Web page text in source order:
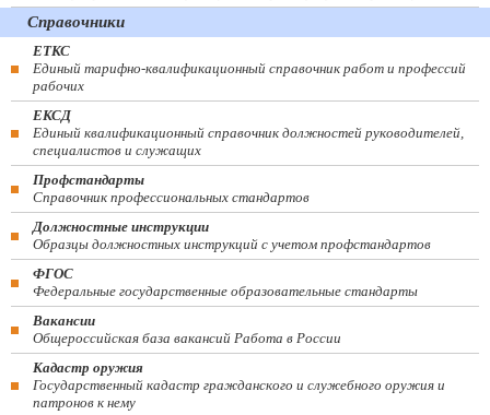
Справочники
ЕТКС
Единый тарифно-квалификационный справочник работ и профессий
рабочих
ЕКСД
Единый квалификационный справочник должностей руководителей,
специалистов и служащих
Профстандарты
Справочник профессиональных стандартов
Должностные инструкции
Образцы должностных инструкций с учетом профстандартов
ФГОС
Федеральные государственные образовательные стандарты
Вакансии
Общероссийская база вакансий Работа в России
Кадастр оружия
Государственный кадастр гражданского и служебного оружия и
патронов к нему